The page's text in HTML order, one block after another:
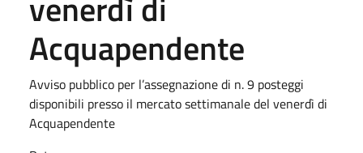
Acquapendente
Avviso pubblico per l’assegnazione di n. 9 posteggi
disponibili presso il mercato settimanale del venerdì di
Acquapendente